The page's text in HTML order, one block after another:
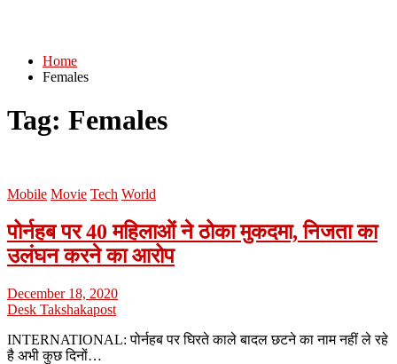
Home
Females
Tag: Females
Mobile Movie Tech World
पोर्नहब पर 40 महिलाओं ने ठोका मुकदमा, निजता का
उलंघन करने का आरोप
December 18, 2020
Desk Takshakapost
INTERNATIONAL: पोर्नहब पर घिरते काले बादल छटने का नाम नहीं ले रहे
है अभी कुछ दिनों…